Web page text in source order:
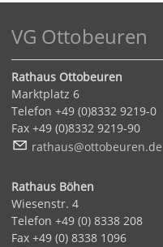
VG Ottobeuren
Rathaus Ottobeuren
Marktplatz 6
Telefon +49 (0)8332 9219-0
Fax +49 (0)8332 9219-90
r th s tt b r n d
Rathaus Böhen
Wiesenstr. 4
Telefon +49 (0) 8338 208
Fax +49 (0) 8338 1096